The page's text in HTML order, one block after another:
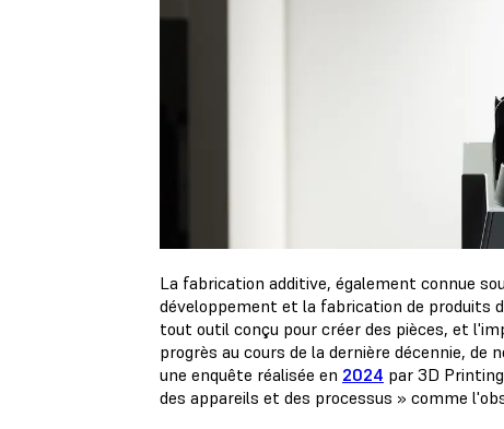
La fabrication additive, également connue
développement et la fabrication de produits
tout outil conçu pour créer des pièces, et
progrès au cours de la dernière décennie,
une enquête réalisée en 2024 par 3D
des appareils et des processus » comme